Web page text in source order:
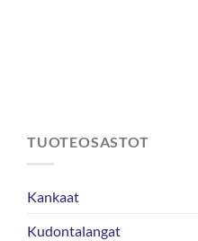
TUOTEOSASTOT
Kankaat
Kudontalangat